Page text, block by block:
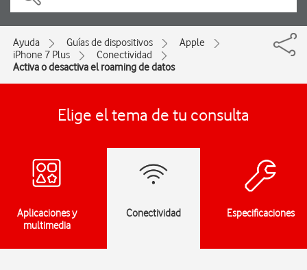
Ayuda Guías de dispositivos
Apple
iPhone 7 Plus
Conectividad
Activa o desactiva el roaming de datos
Elige el tema de tu consulta
Aplicaciones y
multimedia
Conectividad Especificaciones